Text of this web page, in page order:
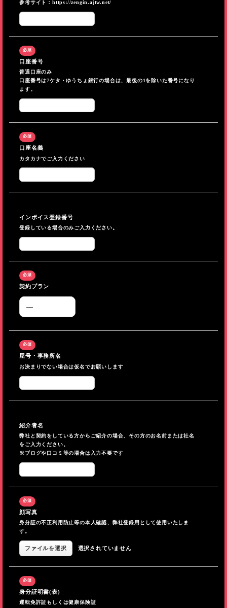
参考サイト： https://zengin.ajtw.net/
口座番号
普通口座のみ
口座番号は7ケタ・ゆうちょ銀行の場合は、最後の1を除いた番号になり
ます。
口座名義
カタカナでご入力ください
インボイス登録番号
登録している場合のみご入力ください。
契約プラン
屋号・事務所名
お決まりでない場合は仮名でお願いします
紹介者名
弊社と契約をしている方からご紹介の場合、その方のお名前または社名
をご入力ください。
※ブログや口コミ等の場合は入力不要です
顔写真
身分証の不正利用防止等の本人確認、弊社登録用として使用いたしま
す。
ファイルを選択 選択されていません
身分証明書(表)
運転免許証もしくは健康保険証